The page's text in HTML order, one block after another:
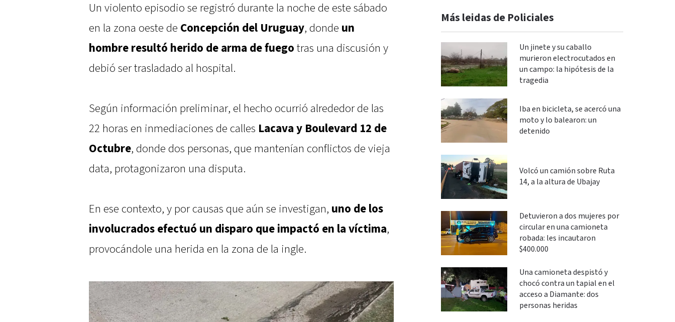
Un violento episodio se registró durante la noche de este sábado
en la zona oeste de Concepción del Uruguay, donde un
hombre resultó herido de arma de fuego tras una discusión y
debió ser trasladado al hospital.
Según información preliminar, el hecho ocurrió alrededor de las
22 horas en inmediaciones de calles Lacava y Boulevard 12 de
Octubre, donde dos personas, que mantenían conflictos de vieja
data, protagonizaron una disputa.
En ese contexto, y por causas que aún se investigan, uno de los
involucrados efectuó un disparo que impactó en la víctima,
provocándole una herida en la zona de la ingle.
Más leidas de Policiales
Un jinete y su caballo
murieron electrocutados en
un campo: la hipótesis de la
tragedia
Iba en bicicleta, se acercó una
moto y lo balearon: un
detenido
Volcó un camión sobre Ruta
14, a la altura de Ubajay
Detuvieron a dos mujeres por
circular en una camioneta
robada: les incautaron
$400.000
Una camioneta despistó y
chocó contra un tapial en el
acceso a Diamante: dos
personas heridas